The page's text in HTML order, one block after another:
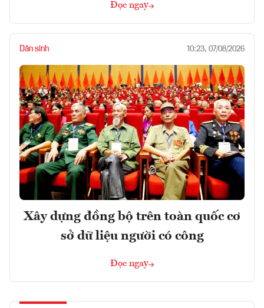
Đọc ngay
Dân sinh 10:23, 07/08/2026
Xây dựng đồng bộ trên toàn quốc cơ
sở dữ liệu người có công
Đọc ngay